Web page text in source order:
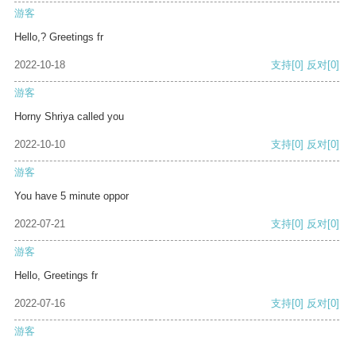
游客
Hello,? Greetings fr
2022-10-18 支持[0] 反对[0]
游客
Horny Shriya called you
2022-10-10 支持[0] 反对[0]
游客
You have 5 minute oppor
2022-07-21 支持[0] 反对[0]
游客
Hello, Greetings fr
2022-07-16 支持[0] 反对[0]
游客